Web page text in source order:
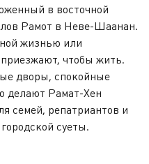
в восточной
Рамот в Неве-Шаанан.
жизнью или
чтобы жить.
дворы, спокойные
делают Рамат-Хен
семей, репатриантов и
суеты.